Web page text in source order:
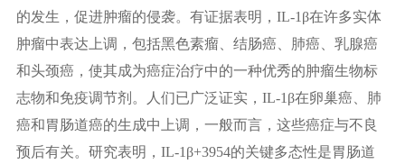
的发生，促进肿瘤的侵袭。有证据表明，IL-1β在许多实体
肿瘤中表达上调，包括黑色素瘤、结肠癌、肺癌、乳腺癌
和头颈癌，使其成为癌症治疗中的一种优秀的肿瘤生物标
志物和免疫调节剂。人们已广泛证实，IL-1β在卵巢癌、肺
癌和胃肠道癌的生成中上调，一般而言，这些癌症与不良
预后有关。研究表明，IL-1β+3954的关键多态性是胃肠道